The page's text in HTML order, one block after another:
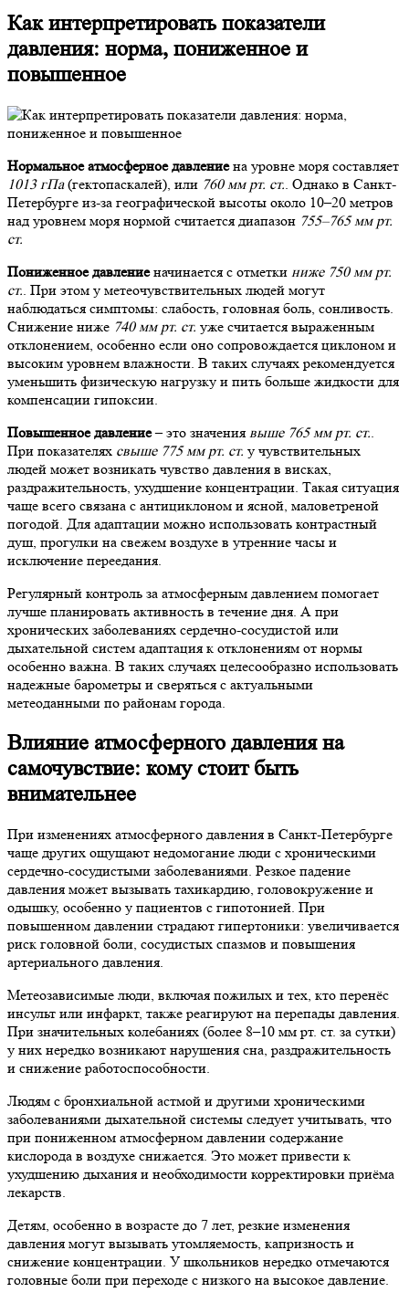
Как интерпретировать показатели
давления: норма, пониженное и
повышенное
Нормальное атмосферное давлениена уровне моря составляет
1013 гПа(гектопаскалей), или 760 мм рт. ст.. Однако в Санкт-
Петербурге из-за географической высоты около 10–20 метров
над уровнем моря нормой считается диапазон 755–765 мм рт.
ст.
Пониженное давлениеначинается с отметки ниже 750 мм рт.
ст.. При этом у метеочувствительных людей могут
наблюдаться симптомы: слабость, головная боль, сонливость.
Снижение ниже 740 мм рт. ст. уже считается выраженным
отклонением, особенно если оно сопровождается циклоном и
высоким уровнем влажности. В таких случаях рекомендуется
уменьшить физическую нагрузку и пить больше жидкости для
компенсации гипоксии.
Повышенное давление– это значения выше 765 мм рт. ст..
При показателях свыше 775 мм рт. ст. у чувствительных
людей может возникать чувство давления в висках,
раздражительность, ухудшение концентрации. Такая ситуация
чаще всего связана с антициклоном и ясной, маловетреной
погодой. Для адаптации можно использовать контрастный
душ, прогулки на свежем воздухе в утренние часы и
исключение переедания.
Регулярный контроль за атмосферным давлением помогает
лучше планировать активность в течение дня. А при
хронических заболеваниях сердечно-сосудистой или
дыхательной систем адаптация к отклонениям от нормы
особенно важна. В таких случаях целесообразно использовать
надежные барометры и сверяться с актуальными
метеоданными по районам города.
Влияние атмосферного давления на
самочувствие: кому стоит быть
внимательнее
При изменениях атмосферного давления в Санкт-Петербурге
чаще других ощущают недомогание люди с хроническими
сердечно-сосудистыми заболеваниями. Резкое падение
давления может вызывать тахикардию, головокружение и
одышку, особенно у пациентов с гипотонией. При
повышенном давлении страдают гипертоники: увеличивается
риск головной боли, сосудистых спазмов и повышения
артериального давления.
Метеозависимые люди, включая пожилых и тех, кто перенёс
инсульт или инфаркт, также реагируют на перепады давления.
При значительных колебаниях (более 8–10 мм рт. ст. за сутки)
у них нередко возникают нарушения сна, раздражительность
и снижение работоспособности.
Людям с бронхиальной астмой и другими хроническими
заболеваниями дыхательной системы следует учитывать, что
при пониженном атмосферном давлении содержание
кислорода в воздухе снижается. Это может привести к
ухудшению дыхания и необходимости корректировки приёма
лекарств.
Детям, особенно в возрасте до 7 лет, резкие изменения
давления могут вызывать утомляемость, капризность и
снижение концентрации. У школьников нередко отмечаются
головные боли при переходе с низкого на высокое давление.